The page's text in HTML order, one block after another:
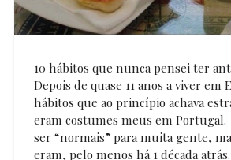
10 hábitos que nunca pensei ter
Depois de quase 11 anos a viver em
hábitos que ao princípio achava
eram costumes meus em
ser “normais” para muita gente,
eram, pelo menos há 1 década